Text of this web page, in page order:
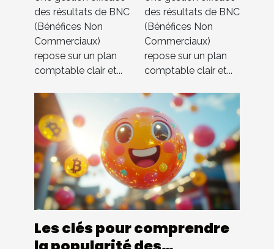
Compta 4
You
s’occupe de
tout !
des résultats de BNC
(Bénéfices Non
Commerciaux)
repose sur un plan
comptable clair et...
Compta 4
You
s’occupe de
tout !
des résultats de BNC
(Bénéfices Non
Commerciaux)
repose sur un plan
comptable clair et...
Les clés pour comprendre